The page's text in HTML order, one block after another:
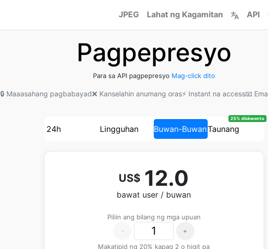
JPEG Lahat ng Kagamitan API
Pagpepresyo
Para sa API pagpepresyo Mag-click dito
🔒 Maaasahang pagbabayad❌ Kanselahin anumang oras⚡ Instant na access📧
24h Lingguhan Buwan-BuwanTaunang
25% diskwento
US$ 12.0
bawat user / buwan
Piliin ang bilang ng mga upuan
-
+
Makatipid ng 20% kapag 2 o higit pa